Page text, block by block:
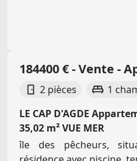
184400 € - Vente -
2 pièces 1
LE CAP D'AGDE
35,02 m² VUE MER
île des pêcheurs,